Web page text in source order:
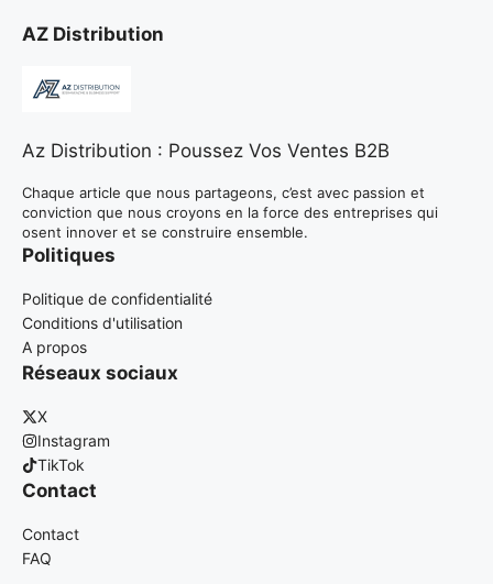
AZ Distribution
Az Distribution : Poussez Vos Ventes B2B
Chaque article que nous partageons, c’est avec passion et
conviction que nous croyons en la force des entreprises qui
osent innover et se construire ensemble.
Politiques
Politique de confidentialité
Conditions d'utilisation
A propos
Réseaux sociaux
X
Instagram
TikTok
Contact
Contact
FAQ